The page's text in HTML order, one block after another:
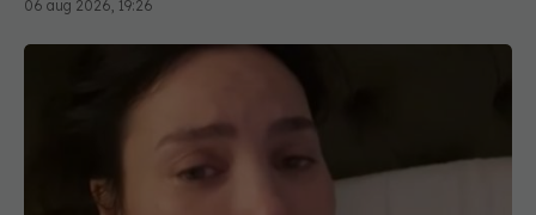
06 aug 2026, 19:26